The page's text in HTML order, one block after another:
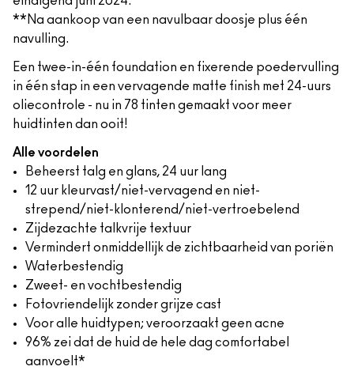
**Na aankoop van een navulbaar doosje plus één
navulling.
Een twee-in-één foundation en fixerende poedervulling
in één stap in een vervagende matte finish met 24-uurs
oliecontrole - nu in 78 tinten gemaakt voor meer
huidtinten dan ooit!
Alle voordelen
Beheerst talg en glans, 24 uur lang
12 uur kleurvast/niet-vervagend en niet-
strepend/niet-klonterend/niet-vertroebelend
Zijdezachte talkvrije textuur
Vermindert onmiddellijk de zichtbaarheid van poriën
Waterbestendig
Zweet- en vochtbestendig
Fotovriendelijk zonder grijze cast
Voor alle huidtypen; veroorzaakt geen acne
96% zei dat de huid de hele dag comfortabel
aanvoelt*